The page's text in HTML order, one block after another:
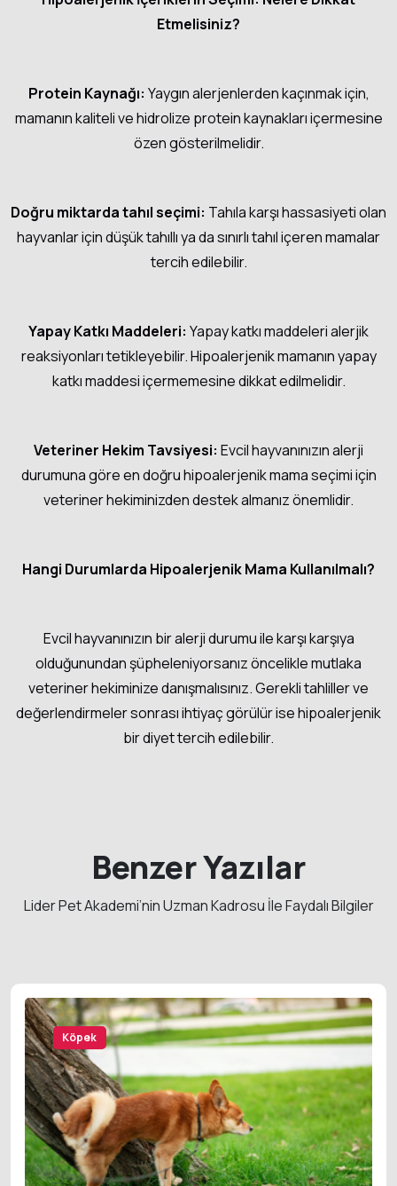
Etmelisiniz?
Protein Kaynağı: Yaygın alerjenlerden kaçınmak için,
mamanın kaliteli ve hidrolize protein kaynakları içermesine
özen gösterilmelidir.
Doğru miktarda tahıl seçimi: Tahıla karşı hassasiyeti olan
hayvanlar için düşük tahıllı ya da sınırlı tahıl içeren mamalar
tercih edilebilir.
Yapay Katkı Maddeleri: Yapay katkı maddeleri alerjik
reaksiyonları tetikleyebilir. Hipoalerjenik mamanın yapay
katkı maddesi içermemesine dikkat edilmelidir.
Veteriner Hekim Tavsiyesi: Evcil hayvanınızın alerji
durumuna göre en doğru hipoalerjenik mama seçimi için
veteriner hekiminizden destek almanız önemlidir.
Hangi Durumlarda Hipoalerjenik Mama Kullanılmalı?
Evcil hayvanınızın bir alerji durumu ile karşı karşıya
olduğunundan şüpheleniyorsanız öncelikle mutlaka
veteriner hekiminize danışmalısınız. Gerekli tahliller ve
değerlendirmeler sonrası ihtiyaç görülür ise hipoalerjenik
bir diyet tercih edilebilir.
Benzer Yazılar
Lider Pet Akademi’nin Uzman Kadrosu İle Faydalı Bilgiler
Köpek